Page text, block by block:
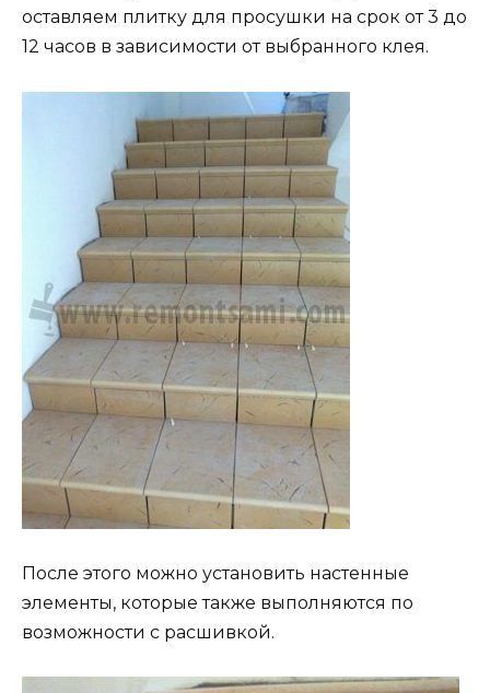
оставляем плитку для просушки на срок от 3 до
12 часов в зависимости от выбранного клея.
После этого можно установить настенные
элементы, которые также выполняются по
возможности с расшивкой.